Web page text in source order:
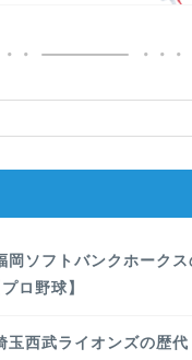
岡ソフトバンクホーク
ロ野球】
玉西武ライオンズの歴